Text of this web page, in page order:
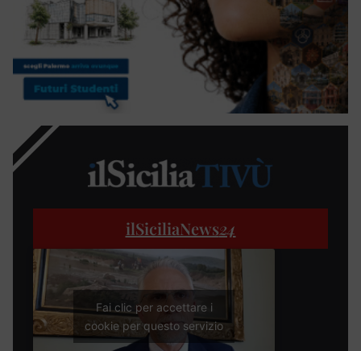
ilSiciliaNews24
Fai clic per accettare i
cookie per questo servizio